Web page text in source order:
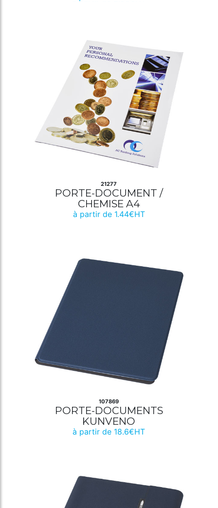
21277
PORTE-DOCUMENT /
CHEMISE A4
à partir de 1.44€HT
107869
PORTE-DOCUMENTS
KUNVENO
à partir de 18.6€HT